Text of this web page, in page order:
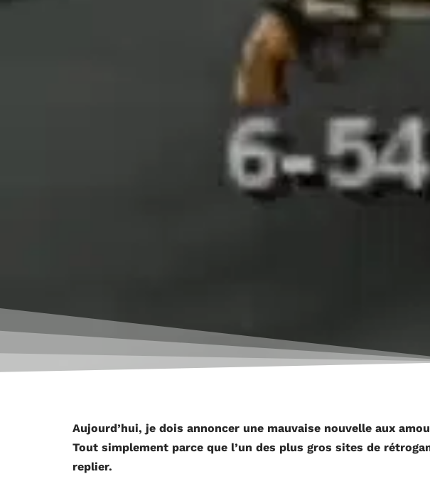
Aujourd’hui, je dois annoncer une mauvaise nouvelle aux
Tout simplement parce que l’un des plus gros sites de
replier.